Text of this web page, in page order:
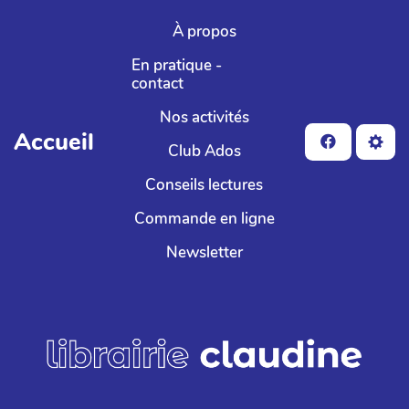
Aller au contenu principal
Accueil
À propos
En pratique -
contact
Nos activités
Club Ados
Conseils lectures
Commande en ligne
Newsletter